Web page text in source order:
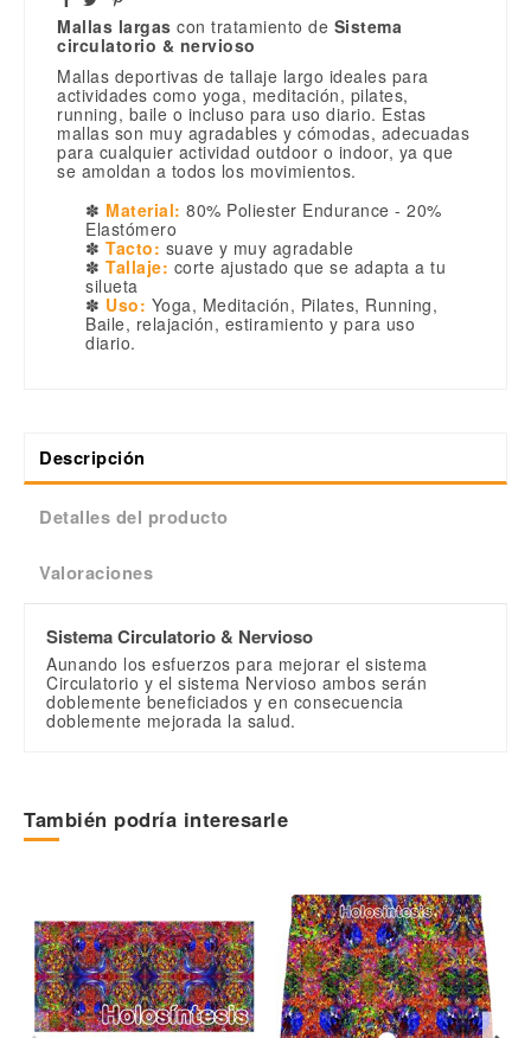
Mallas largas con tratamiento de Sistema
circulatorio & nervioso
Mallas deportivas de tallaje largo ideales para
actividades como yoga, meditación, pilates,
running, baile o incluso para uso diario. Estas
mallas son muy agradables y cómodas, adecuadas
para cualquier actividad outdoor o indoor, ya que
se amoldan a todos los movimientos.
✽ Material: 80% Poliester Endurance - 20%
Elastómero
✽ Tacto: suave y muy agradable
✽ Tallaje: corte ajustado que se adapta a tu
silueta
✽ Uso: Yoga, Meditación, Pilates, Running,
Baile, relajación, estiramiento y para uso
diario.
Descripción
Detalles del producto
Valoraciones
Sistema Circulatorio & Nervioso
Aunando los esfuerzos para mejorar el sistema
Circulatorio y el sistema Nervioso ambos serán
doblemente beneficiados y en consecuencia
doblemente mejorada la salud.
También podría interesarle